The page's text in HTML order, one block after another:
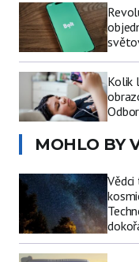
Kolik
MOHLO BY